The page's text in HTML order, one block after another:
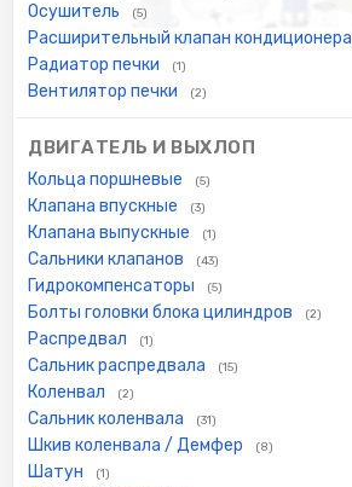
Осушитель (5)
Расширительный клапан кондиционера
Радиатор печки (1)
Вентилятор печки (2)
ДВИГАТЕЛЬ И ВЫХЛОП
Кольца поршневые (5)
Клапана впускные (3)
Клапана выпускные (1)
Сальники клапанов (43)
Гидрокомпенсаторы (5)
Болты головки блока цилиндров (2)
Распредвал (1)
Сальник распредвала (15)
Коленвал (2)
Сальник коленвала (31)
Шкив коленвала / Демфер (8)
Шатун (1)